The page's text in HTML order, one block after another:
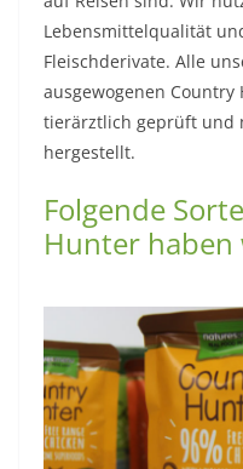
Lebensmittelqualität
Fleischderivate. Alle
ausgewogenen
tierärztlich geprüft und
hergestellt.
Folgende
Hunter